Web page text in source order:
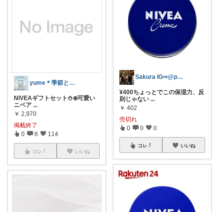
yume＊季節と暮らしを愉しむ
NIVEAギフトセット⛄️❄️可愛い
ニベア ...
￥ 2,970
掲載終了
0 6 114
コレ いいね
Sakura IG⇨@proly_s__
¥400ちょっとでこの保湿力、反
則じゃない ...
￥ 402
売切れ
0 0 0
コレ いいね